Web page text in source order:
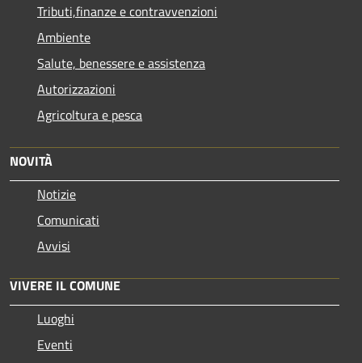
Tributi,finanze e contravvenzioni
Ambiente
Salute, benessere e assistenza
Autorizzazioni
Agricoltura e pesca
NOVITÀ
Notizie
Comunicati
Avvisi
VIVERE IL COMUNE
Luoghi
Eventi